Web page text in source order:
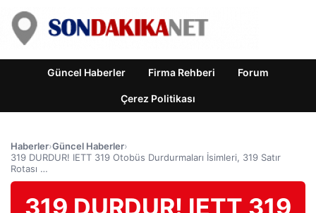
Güncel Haberler Firma Rehberi Forum
Çerez Politikası
Haberler›Güncel Haberler›
319 DURDUR! IETT 319 Otobüs Durdurmaları İsimleri, 319 Satır
Rotası …
319 DURDUR! IETT 319